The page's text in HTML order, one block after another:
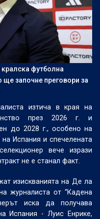
кралска футболна
започне преговори за
изтича в края на
през 2026 г. и
до 2028 г., особено на
Испания и спечелената
вече изрази
не е станал факт.
изискванията на Де ла
журналиста от “Кадена
иска да получава
Испания - Луис Енрике,